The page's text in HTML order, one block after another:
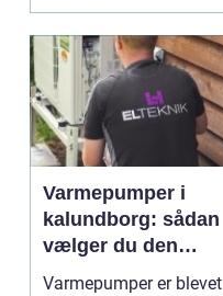
Varmepumper i
kalundborg: sådan
vælger du den
rigtige løsning
Varmepumper er blevet